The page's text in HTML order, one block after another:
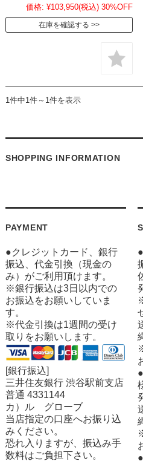
価格: ¥103,950(税込) 30%OFF
在庫を確認する
1件中1件～1件を表示
SHOPPING INFORMATION
PAYMENT
●クレジットカード、銀行
振込、代金引換（現金の
み）がご利用頂けます。
※銀行振込は3日以内での
お振込をお願いしていま
す。
※代金引換は1週間の受け
取りをお願いします。
[銀行振込]
三井住友銀行 渋谷駅前支店
普通 4331144
カ）ル グローブ
当店指定の口座へお振り込
みください。
恐れ入りますが、振込み手
数料はご負担下さい。